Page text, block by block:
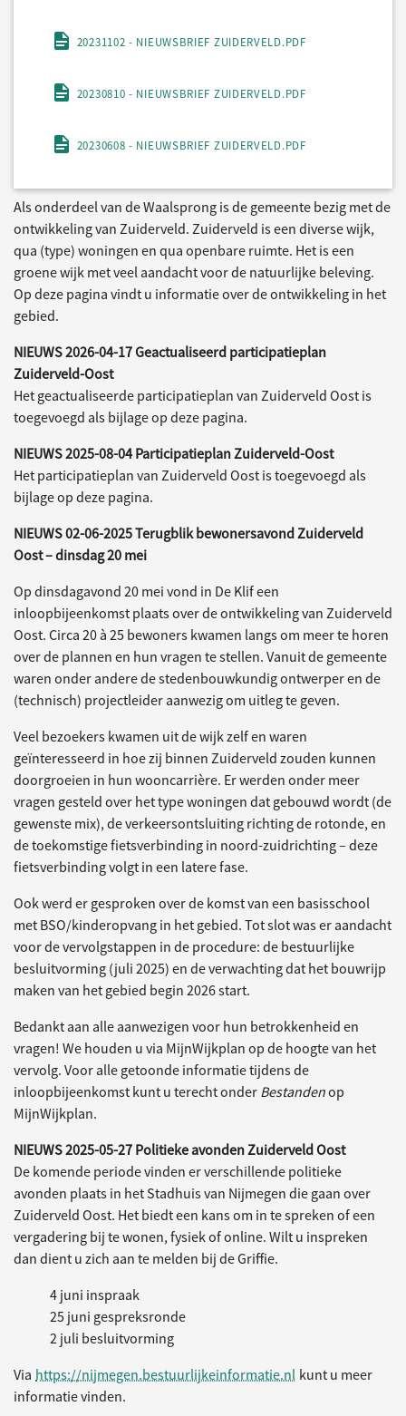
20231102 - NIEUWSBRIEF ZUIDERVELD.PDF
20230810 - NIEUWSBRIEF ZUIDERVELD.PDF
20230608 - NIEUWSBRIEF ZUIDERVELD.PDF
Als onderdeel van de Waalsprong is de gemeente bezig met de
ontwikkeling van Zuiderveld. Zuiderveld is een diverse wijk,
qua (type) woningen en qua openbare ruimte. Het is een
groene wijk met veel aandacht voor de natuurlijke beleving.
Op deze pagina vindt u informatie over de ontwikkeling in het
gebied.
NIEUWS 2026-04-17 Geactualiseerd participatieplan
Zuiderveld-Oost
Het geactualiseerde participatieplan van Zuiderveld Oost is
toegevoegd als bijlage op deze pagina.
NIEUWS 2025-08-04 Participatieplan Zuiderveld-Oost
Het participatieplan van Zuiderveld Oost is toegevoegd als
bijlage op deze pagina.
NIEUWS 02-06-2025 Terugblik bewonersavond Zuiderveld
Oost – dinsdag 20 mei
Op dinsdagavond 20 mei vond in De Klif een
inloopbijeenkomst plaats over de ontwikkeling van Zuiderveld
Oost. Circa 20 à 25 bewoners kwamen langs om meer te horen
over de plannen en hun vragen te stellen. Vanuit de gemeente
waren onder andere de stedenbouwkundig ontwerper en de
(technisch) projectleider aanwezig om uitleg te geven.
Veel bezoekers kwamen uit de wijk zelf en waren
geïnteresseerd in hoe zij binnen Zuiderveld zouden kunnen
doorgroeien in hun wooncarrière. Er werden onder meer
vragen gesteld over het type woningen dat gebouwd wordt (de
gewenste mix), de verkeersontsluiting richting de rotonde, en
de toekomstige fietsverbinding in noord-zuidrichting – deze
fietsverbinding volgt in een latere fase.
Ook werd er gesproken over de komst van een basisschool
met BSO/kinderopvang in het gebied. Tot slot was er aandacht
voor de vervolgstappen in de procedure: de bestuurlijke
besluitvorming (juli 2025) en de verwachting dat het bouwrijp
maken van het gebied begin 2026 start.
Bedankt aan alle aanwezigen voor hun betrokkenheid en
vragen! We houden u via MijnWijkplan op de hoogte van het
vervolg. Voor alle getoonde informatie tijdens de
inloopbijeenkomst kunt u terecht onder Bestandenop
MijnWijkplan.
NIEUWS 2025-05-27 Politieke avonden Zuiderveld Oost
De komende periode vinden er verschillende politieke
avonden plaats in het Stadhuis van Nijmegen die gaan over
Zuiderveld Oost. Het biedt een kans om in te spreken of een
vergadering bij te wonen, fysiek of online. Wilt u inspreken
dan dient u zich aan te melden bij de Griffie.
4 juni inspraak
25 juni gespreksronde
2 juli besluitvorming
Via https://nijmegen.bestuurlijkeinformatie.nl kunt u meer
informatie vinden.